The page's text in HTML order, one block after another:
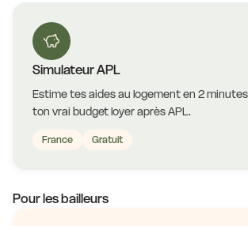
Simulateur APL
Estime tes aides au logement en 2
ton vrai budget loyer après APL.
France Gratuit
Pour les bailleurs